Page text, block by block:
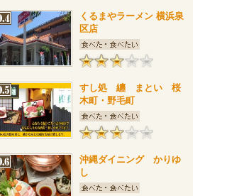
くるまやラーメン 横浜泉
区店
すし処 纏 まとい 桜
木町・野毛町
沖縄ダイニング かりゆ
し